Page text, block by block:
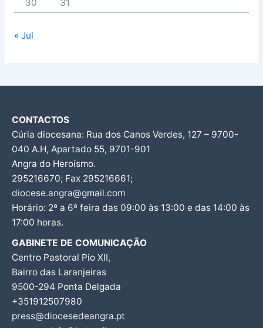
30
31
« Jul
CONTACTOS
Cúria diocesana: Rua dos Canos Verdes, 127 – 9700-
040 A.H, Apartado 55, 9701-901
Angra do Heroísmo.
295216670; Fax 295216661;
diocese.angra@gmail.com
Horário: 2ª a 6ª feira das 09:00 às 13:00 e das 14:00 às
17:00 horas.
GABINETE DE COMUNICAÇÃO
Centro Pastoral Pio XII,
Bairro das Laranjeiras
9500-294 Ponta Delgada
+351912507980
press@diocesedeangra.pt